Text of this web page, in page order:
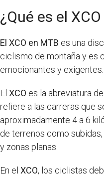
¿Qué es el
El XCO en MTB es una
ciclismo de montaña y es
emocionantes y exigentes.
El XCO es la abreviatura
refiere a las carreras que
aproximadamente 4 a 6
de terrenos como
y zonas planas.
En el XCO, los ciclistas